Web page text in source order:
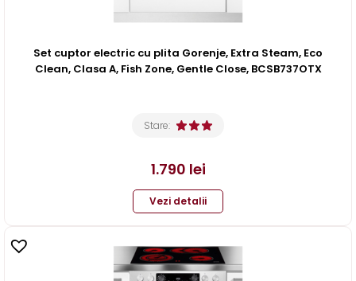
Set cuptor electric cu plita Gorenje, Extra Steam, Eco
Clean, Clasa A, Fish Zone, Gentle Close, BCSB737OTX
Stare:
1.790 lei
Vezi detalii